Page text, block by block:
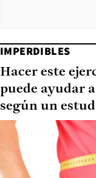
IMPERDIBLES
Hacer este
puede ayudar
según un